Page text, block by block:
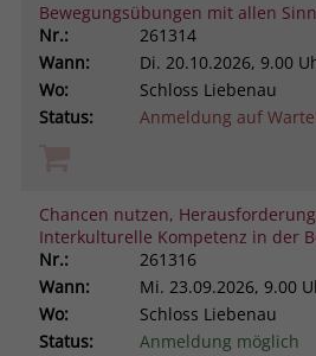
Bewegungsübungen mit allen
Nr.:
261314
Wann:
Di. 20.10.2026, 9.00
Wo:
Schloss Liebenau
Status:
Anmeldung auf
Chancen nutzen,
Interkulturelle Kompetenz in der
Nr.:
261316
Wann:
Mi. 23.09.2026, 9.00
Wo:
Schloss Liebenau
Status:
Anmeldung möglich